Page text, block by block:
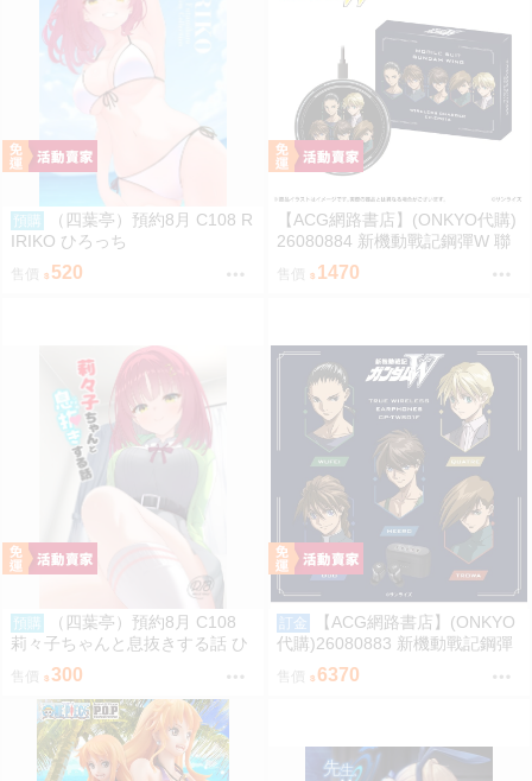
預購
（四葉亭）預約8月 C108 R
IRIKO ひろっち
售價 520
【ACG網路書店】(ONKYO代購)
26080884 新機動戰記鋼彈W 聯
名耳機 專屬充電器
售價 1470
預購
（四葉亭）預約8月 C108
莉々子ちゃんと息抜きする話 ひ
ろっち
售價 300
訂金
【ACG網路書店】(ONKYO
代購)26080883 新機動戰記鋼彈
W 聯名耳機 CP-TWS01F
售價 6370